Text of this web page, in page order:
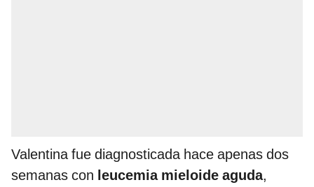
Valentina fue diagnosticada hace apenas dos
semanas con leucemia mieloide aguda,